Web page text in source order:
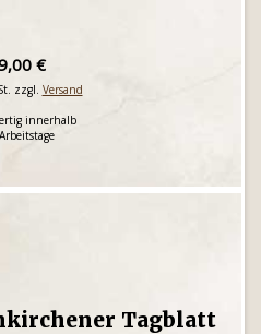
€
zzgl. Versand
innerhalb
Tagblatt